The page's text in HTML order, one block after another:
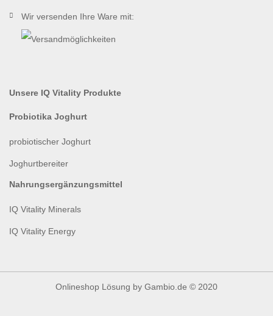
Wir versenden Ihre Ware mit:
Unsere IQ Vitality Produkte
Probiotika Joghurt
probiotischer Joghurt
Joghurtbereiter
Nahrungsergänzungsmittel
IQ Vitality Minerals
IQ Vitality Energy
Onlineshop Lösung by Gambio.de © 2020